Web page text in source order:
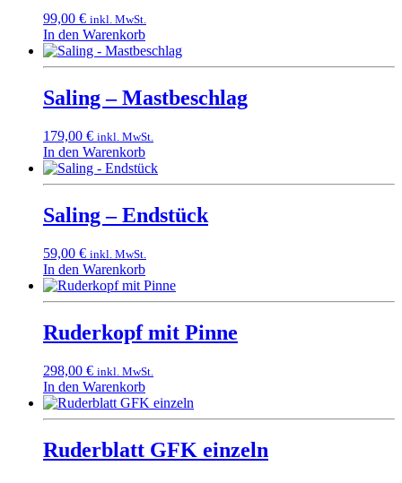
99,00 € inkl. MwSt.
In den Warenkorb
Saling – Mastbeschlag
179,00 € inkl. MwSt.
In den Warenkorb
Saling – Endstück
59,00 € inkl. MwSt.
In den Warenkorb
Ruderkopf mit Pinne
298,00 € inkl. MwSt.
In den Warenkorb
Ruderblatt GFK einzeln